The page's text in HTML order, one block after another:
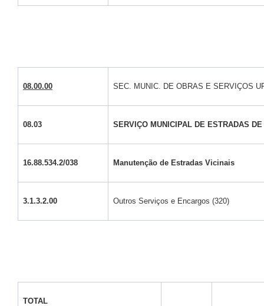
08.00.00 SEC. MUNIC. DE OBRAS E SERVIÇOS
08.03 SERVIÇO MUNICIPAL DE ESTRADAS
16.88.534.2/038 Manutenção de Estradas Vicinais
3.1.3.2.00 Outros Serviços e Encargos (320)
TOTAL